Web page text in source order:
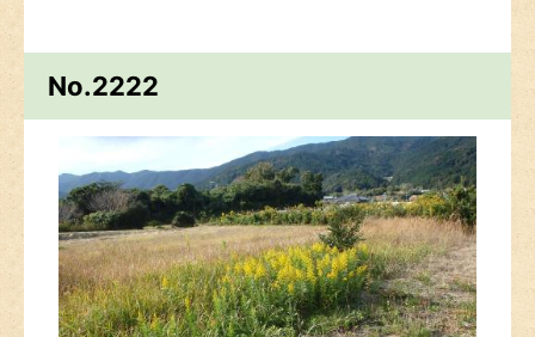
No.2222